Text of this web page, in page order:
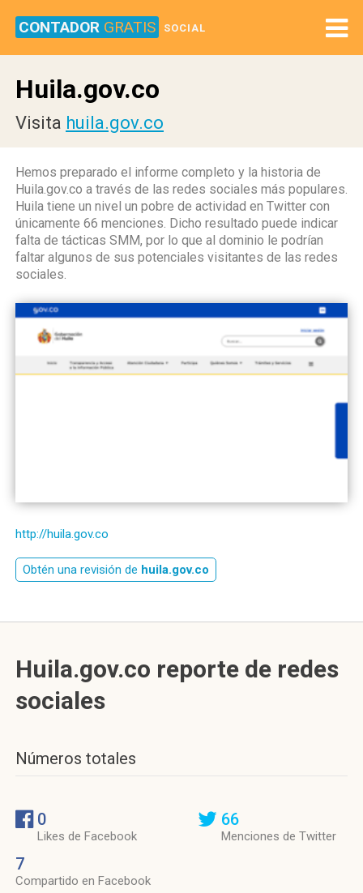
CONTADOR GRATIS SOCIAL
Huila.gov.co
Visita huila.gov.co
Hemos preparado el informe completo y la historia de
Huila.gov.co a través de las redes sociales más populares.
Huila tiene un nivel un pobre de actividad en Twitter con
únicamente 66 menciones. Dicho resultado puede indicar
falta de tácticas SMM, por lo que al dominio le podrían
faltar algunos de sus potenciales visitantes de las redes
sociales.
http://huila.gov.co
Obtén una revisión de huila.gov.co
Huila.gov.co reporte de redes
sociales
Números totales
0
Likes de Facebook
7
Compartido en Facebook
66
Menciones de Twitter